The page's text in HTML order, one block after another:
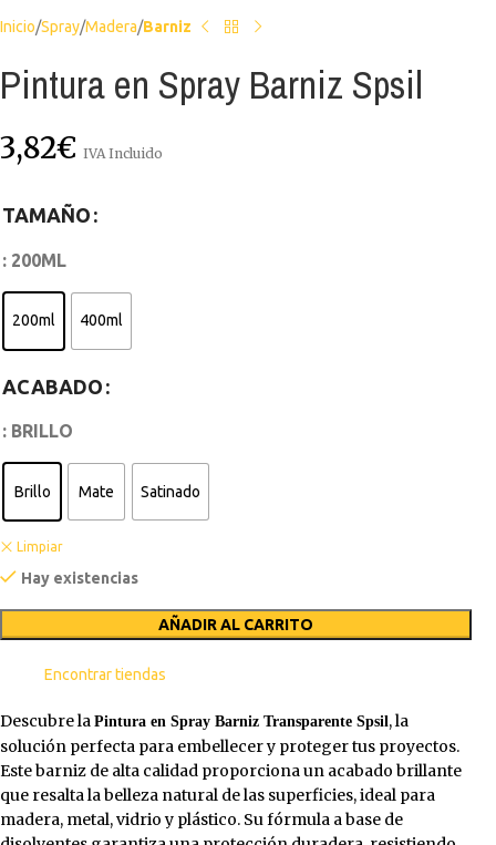
Inicio Spray Madera Barniz
Pintura en Spray Barniz Spsil
3,82€ IVA Incluido
TAMAÑO
: 200ML
200ml 400ml
ACABADO
: BRILLO
Brillo Mate Satinado
Limpiar
Hay existencias
AÑADIR AL CARRITO
Encontrar tiendas
Descubre la Pintura en Spray Barniz Transparente Spsil, la
solución perfecta para embellecer y proteger tus proyectos.
Este barniz de alta calidad proporciona un acabado brillante
que resalta la belleza natural de las superficies, ideal para
madera, metal, vidrio y plástico. Su fórmula a base de